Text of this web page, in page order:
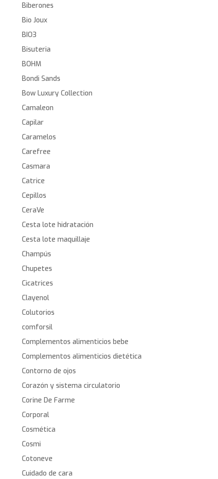
Biberones
Bio Joux
BIO3
Bisuteria
BOHM
Bondi Sands
Bow Luxury Collection
Camaleon
Capilar
Caramelos
Carefree
Casmara
Catrice
Cepillos
CeraVe
Cesta lote hidratación
Cesta lote maquillaje
Champús
Chupetes
Cicatrices
Clayenol
Colutorios
comforsil
Complementos alimenticios bebe
Complementos alimenticios dietética
Contorno de ojos
Corazón y sistema circulatorio
Corine De Farme
Corporal
Cosmética
Cosmi
Cotoneve
Cuidado de cara